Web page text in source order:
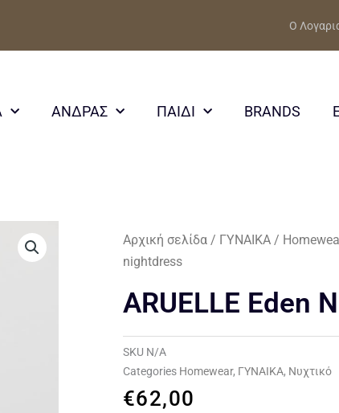
Ο
ΑΝΔΡΑΣ ΠΑΙΔΙ BRANDS
Αρχική σελίδα/ ΓΥΝΑΙΚΑ/
nightdress
ARUELLE Eden
SKU N/A
Categories Homewear, ΓΥΝΑΙΚΑ, Νυχτικό
€62,00